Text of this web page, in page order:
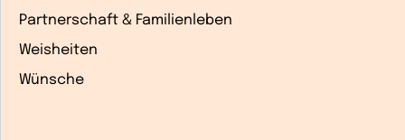
Partnerschaft & Familienleben
Weisheiten
Wünsche